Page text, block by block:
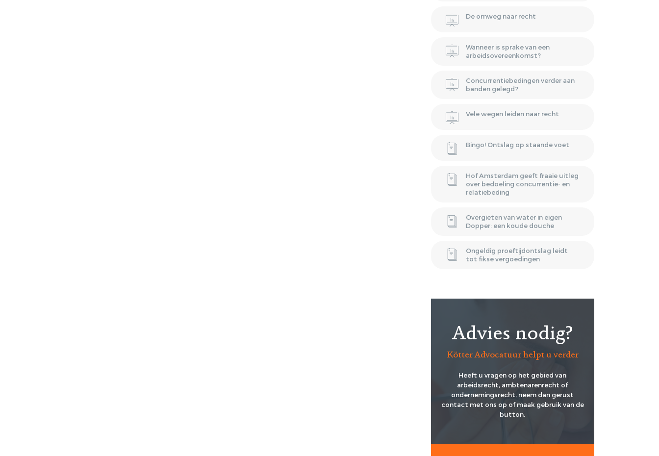
De omweg naar recht
Wanneer is sprake van een
arbeidsovereenkomst?
Concurrentiebedingen verder aan
banden gelegd?
Vele wegen leiden naar recht
Bingo! Ontslag op staande voet
Hof Amsterdam geeft fraaie uitleg
over bedoeling concurrentie- en
relatiebeding
Overgieten van water in eigen
Dopper: een koude douche
Ongeldig proeftijdontslag leidt
tot fikse vergoedingen
Advies nodig?
Kötter Advocatuur helpt u verder
Heeft u vragen op het gebied van
arbeidsrecht, ambtenarenrecht of
ondernemingsrecht, neem dan gerust
contact met ons op of maak gebruik van de
button.